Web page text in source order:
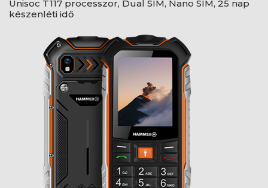
Unisoc T117 processzor, Dual SIM, Nano SIM, 25 nap
készenléti idő